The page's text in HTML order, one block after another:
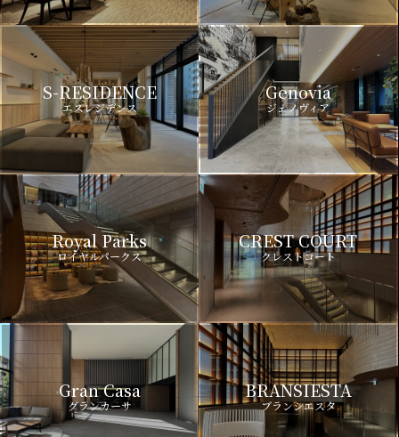
S-RESIDENCE
エスレジデンス
Genovia
ジェノヴィア
Royal Parks
ロイヤルパークス
CREST COURT
クレストコート
Gran Casa
グランカーサ
BRANSIESTA
ブランシエスタ